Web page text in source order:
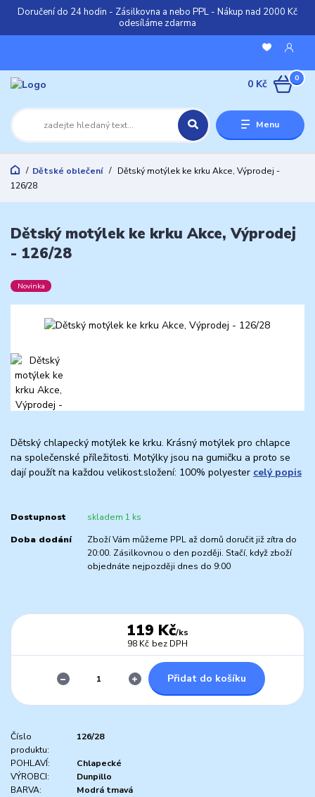
Doručení do 24 hodin - Zásilkovna a nebo PPL - Nákup nad 2000 Kč
odesíláme zdarma
Menu
0
0 Kč
Dětské oblečení
Dětský motýlek ke krku Akce, Výprodej -
126/28
Dětský motýlek ke krku Akce, Výprodej
- 126/28
Novinka
Dětský chlapecký motýlek ke krku. Krásný motýlek pro chlapce
na společenské příležitosti. Motýlky jsou na gumičku a proto se
dají použít na každou velikost.složení: 100% polyester celý popis
Dostupnost skladem 1 ks
Doba dodání
Zboží Vám můžeme PPL až domů doručit již zítra do
20:00. Zásilkovnou o den později. Stačí, když zboží
objednáte nejpozději dnes do 9:00
119 Kč/ks
98 Kč bez DPH
Přidat do košíku
Číslo
produktu:
126/28
POHLAVÍ:
Chlapecké
VÝROBCI:
Dunpillo
BARVA:
Modrá tmavá